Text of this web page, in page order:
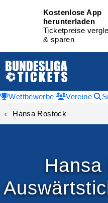
Kostenlose App
herunterladen
Ticketpreise
& sparen
Wettbewerbe Vereine
Hansa Rostock
Hansa